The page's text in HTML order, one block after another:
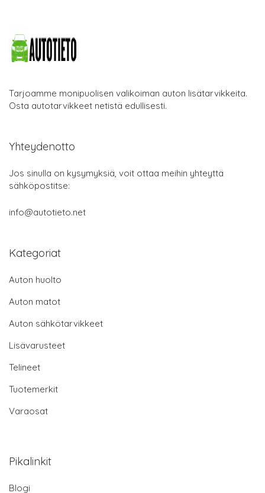
Tarjoamme monipuolisen valikoiman auton lisätarvikkeita.
Osta autotarvikkeet netistä edullisesti.
Yhteydenotto
Jos sinulla on kysymyksiä, voit ottaa meihin yhteyttä
sähköpostitse:
info@autotieto.net
Kategoriat
Auton huolto
Auton matot
Auton sähkötarvikkeet
Lisävarusteet
Telineet
Tuotemerkit
Varaosat
Pikalinkit
Blogi